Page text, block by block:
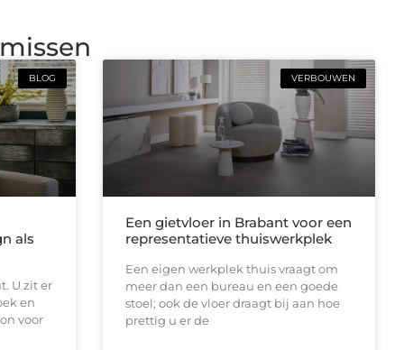
BLOG
als
U zit er
en
voor
VERBOUWEN
Een gietvloer in Brabant voor een
representatieve thuiswerkplek
Een eigen werkplek thuis vraagt om
meer dan een bureau en een goede
stoel; ook de vloer draagt bij aan hoe
prettig u er de